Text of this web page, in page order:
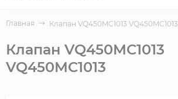
Главная Клапан VQ450MC1013 VQ450MC1013
Клапан VQ450MC1013
VQ450MC1013